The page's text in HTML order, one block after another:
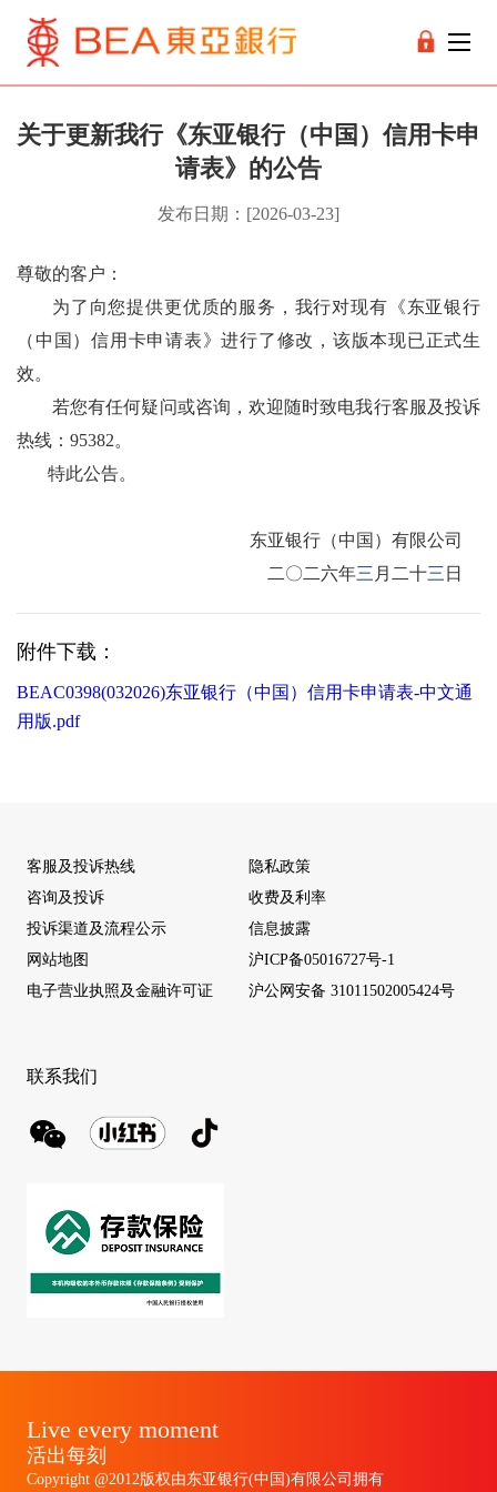
关于更新我行《东亚银行（中国）信用卡申
请表》的公告
发布日期：[2026-03-23]
尊敬的客户：
为了向您提供更优质的服务，我行对现有《东亚银行
（中国）信用卡申请表》进行了修改，该版本现已正式生
效。
若您有任何疑问或咨询，欢迎随时致电我行客服及投诉
热线： 95382。
特此公告。
东亚银行（中国）有限公司
二〇二六年三 月二十三 日
附件下载：
BEAC0398(032026)东亚银行（中国）信用卡申请表-中文通
用版.pdf
客服及投诉热线
咨询及投诉
投诉渠道及流程公示
网站地图
电子营业执照及金融许可证
隐私政策
收费及利率
信息披露
沪ICP备05016727号-1
沪公网安备 31011502005424号
联系我们
Live every moment
活出每刻
Copyright @2012版权由东亚银行(中国)有限公司拥有